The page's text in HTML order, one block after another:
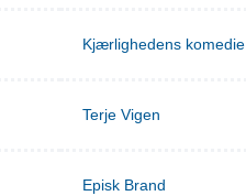
Kjærlighedens komedie
Terje Vigen
Episk Brand